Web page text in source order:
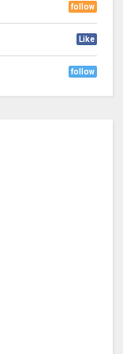
follow
Like
follow